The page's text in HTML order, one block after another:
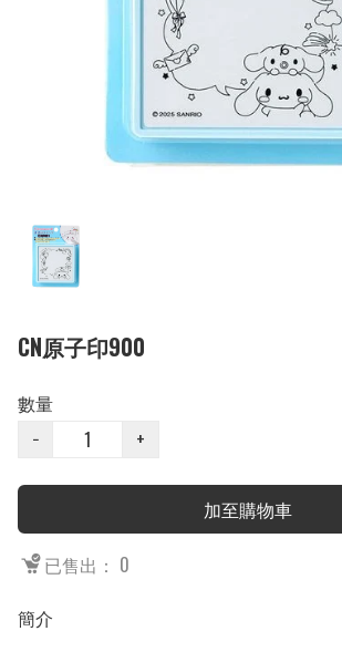
CN原子印900
數量
−
+
加至購物車
已售出： 0
簡介